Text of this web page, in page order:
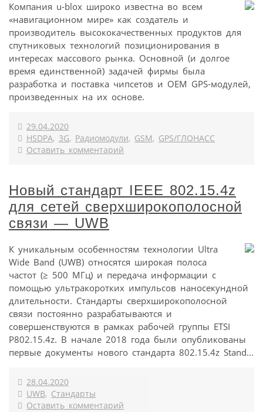
Компания u-blox широко известна во всем
«навигационном мире» как создатель и
производитель высококачественных продуктов для
спутниковых технологий позиционирования в
интересах массового рынка. Основной (и долгое
время единственной) задачей фирмы была
разработка и поставка чипсетов и ОЕМ GPS-модулей,
произведенных на их основе.
29.04.2020
HSDPA, 3G, Радиомодули, GSM, GPS/ГЛОНАСС
Оставить комментарий
Новый стандарт IEEE 802.15.4z
для сетей сверхширокополосной
связи — UWB
К уникальным особенностям технологии Ultra
Wide Band (UWB) относятся широкая полоса
частот (≥ 500 МГц) и передача информации с
помощью ультракоротких импульсов наносекундной
длительности. Стандарты сверхширокополосной
связи постоянно разрабатываются и
совершенствуются в рамках рабочей группы ETSI
P802.15.4z. В начале 2018 года были опубликованы
первые документы нового стандарта 802.15.4z Stand...
28.04.2020
UWB, Стандарты
Оставить комментарий